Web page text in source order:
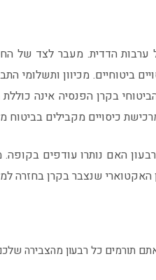
הדדית. מעבר לצד של
מכיוון ותשלומי
בקרן הפנסיה אינה כוללת
כיסויים מקבילים בביטוח
האם נותרו עודפים בקופה.
האקטוארי שנצבר בקרן בחזרה
תורמים כל רבעון מהצבירה